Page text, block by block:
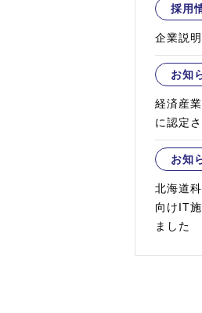
採用
企業説
お知
経済産
に認定
お知
北海道
向けIT
ました